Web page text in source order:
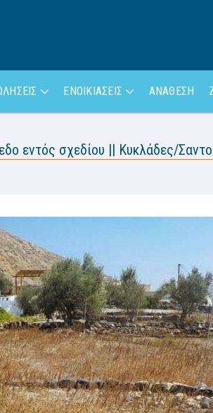
ΕΝΟΙΚΙΑΣΕΙΣ ΑΝΑΘΕΣΗ
εντός σχεδίου || Κυκλάδες/